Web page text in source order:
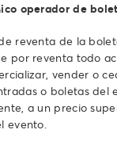
operador de
reventa de la
por reventa todo
vender o
o boletas del
a un precio
evento.